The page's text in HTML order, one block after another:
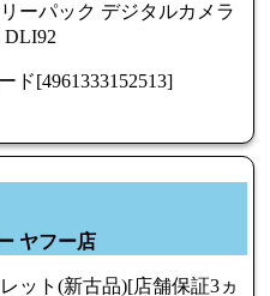
ーパック デジタルカメラ
DLI92
ド[4961333152513]
ヤフー店
ット(新古品)[店舗保証3ヵ